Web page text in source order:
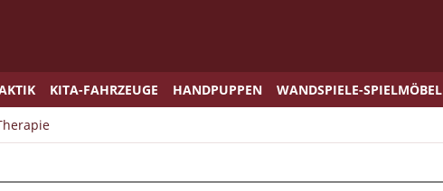
KITA-FAHRZEUGE HANDPUPPEN WANDSPIELE-SPIELMÖBEL